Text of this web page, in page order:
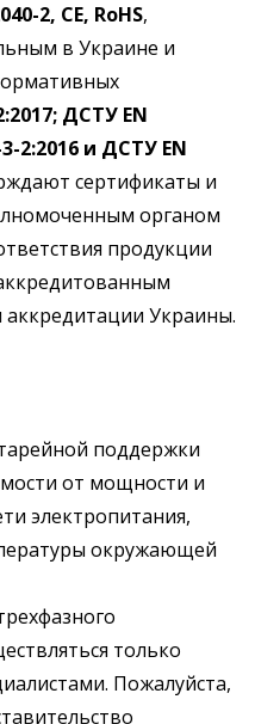
2, CE, RoHS,
в Украине и
ДСТУ EN
2:2016 и ДСТУ EN
сертификаты и
органом
продукции
Украины.
поддержки
от мощности и
электропитания,
окружающей
только
Пожалуйста,